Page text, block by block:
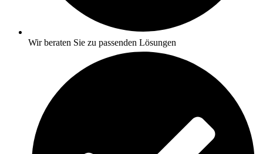
Wir beraten Sie zu passenden Lösungen